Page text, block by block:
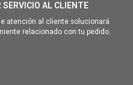
SERVICIO AL CLIENTE
atención al cliente solucionará
relacionado con tu pedido.